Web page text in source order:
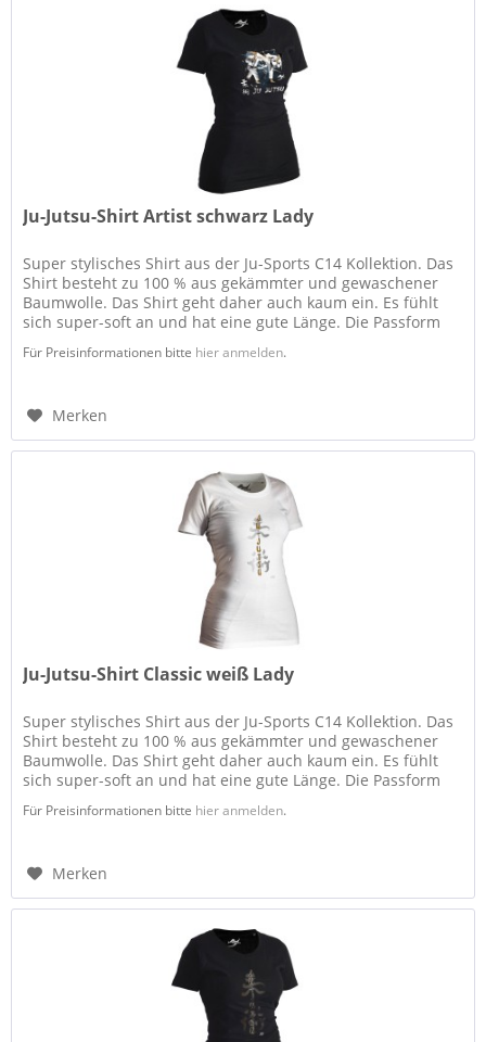
Ju-Jutsu-Shirt Artist schwarz Lady
Super stylisches Shirt aus der Ju-Sports C14 Kollektion. Das
Shirt besteht zu 100 % aus gekämmter und gewaschener
Baumwolle. Das Shirt geht daher auch kaum ein. Es fühlt
sich super-soft an und hat eine gute Länge. Die Passform
Für Preisinformationen bitte hier anmelden.
Merken
Ju-Jutsu-Shirt Classic weiß Lady
Super stylisches Shirt aus der Ju-Sports C14 Kollektion. Das
Shirt besteht zu 100 % aus gekämmter und gewaschener
Baumwolle. Das Shirt geht daher auch kaum ein. Es fühlt
sich super-soft an und hat eine gute Länge. Die Passform
Für Preisinformationen bitte hier anmelden.
Merken